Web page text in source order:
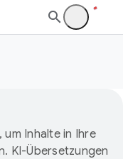
Inhalte in Ihre
KI-Übersetzungen